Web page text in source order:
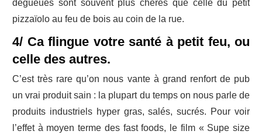
dégueues sont souvent plus chères que celle du petit
pizzaïolo au feu de bois au coin de la rue.
4/ Ca flingue votre santé à petit feu, ou
celle des autres.
C’est très rare qu’on nous vante à grand renfort de pub
un vrai produit sain : la plupart du temps on nous parle de
produits industriels hyper gras, salés, sucrés. Pour voir
l’effet à moyen terme des fast foods, le film « Supe size